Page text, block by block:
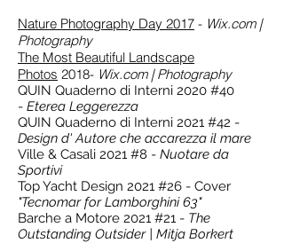
Nature Photography Day 2017 - Wix.com |
Photography
The Most Beautiful Landscape
Photos 2018- Wix.com | Photography
QUIN Quaderno di Interni 2020 #40
- Eterea Leggerezza
QUIN Quaderno di Interni 2021 #42 -
Design d' Autore che accarezza il mare
Ville & Casali 2021 #8 - Nuotare da
Sportivi
Top Yacht Design 2021 #26 - Cover
"Tecnomar for Lamborghini 63"
Barche a Motore 2021 #21 - The
Outstanding Outsider | Mitja Borkert